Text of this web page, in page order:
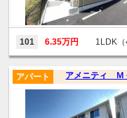
101 6.35万円 1LDK（
アメニティ Ｍ
アパート